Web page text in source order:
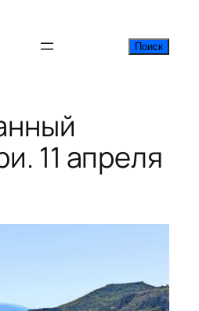
Поиск
Поиск
11 апреля